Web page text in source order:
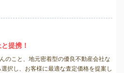
提携！
のこと、地元密着型の優良不動産会社な
選択し、お客様に最適な査定価格を提案し